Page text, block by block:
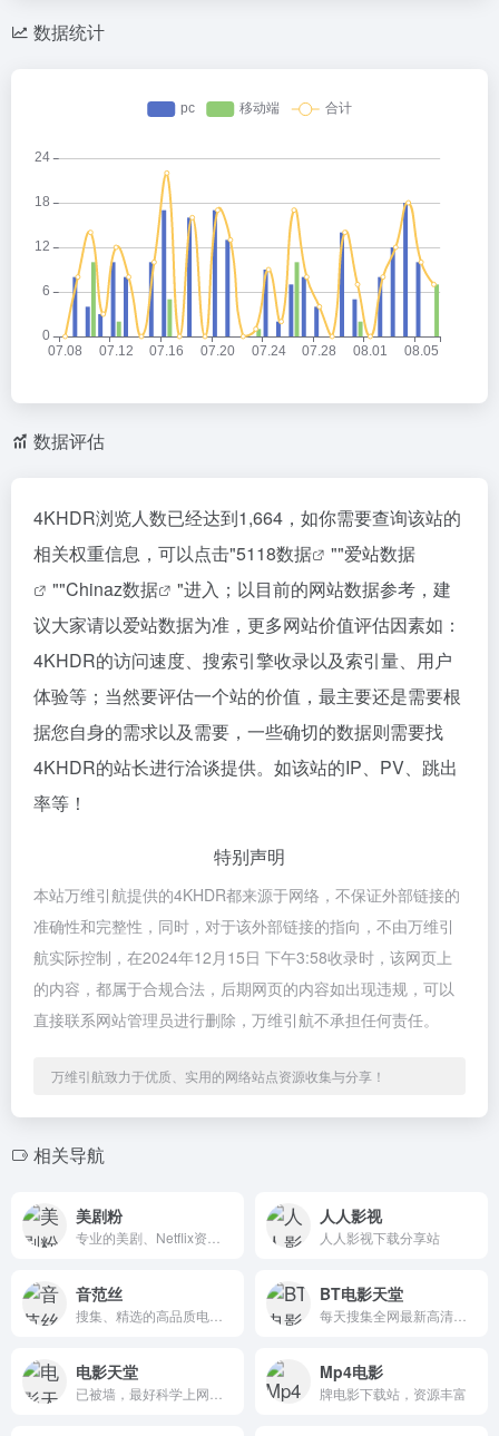
数据统计
数据评估
4KHDR浏览人数已经达到1,664，如你需要查询该站的
相关权重信息，可以点击"5118数据 ""爱站数据
""Chinaz数据
"进入；以目前的网站数据参考，建
议大家请以爱站数据为准，更多网站价值评估因素如：
4KHDR的访问速度、搜索引擎收录以及索引量、用户
体验等；当然要评估一个站的价值，最主要还是需要根
据您自身的需求以及需要，一些确切的数据则需要找
4KHDR的站长进行洽谈提供。如该站的IP、PV、跳出
率等！
特别声明
本站万维引航提供的4KHDR都来源于网络，不保证外部链接的
准确性和完整性，同时，对于该外部链接的指向，不由万维引
航实际控制，在2024年12月15日 下午3:58收录时，该网页上
的内容，都属于合规合法，后期网页的内容如出现违规，可以
直接联系网站管理员进行删除，万维引航不承担任何责任。
万维引航致力于优质、实用的网络站点资源收集与分享！
相关导航
美剧粉 人人影视
人人影视下载分享站
音范丝 BT电影天堂
电影天堂 Mp4电影
牌电影下载站，资源丰富